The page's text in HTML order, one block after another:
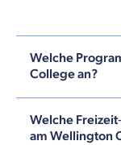
Welche
College an?
Welche
am Wellington